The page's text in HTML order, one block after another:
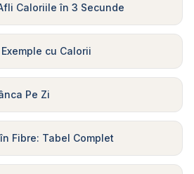
Caloriile în 3 Secunde
cu Calorii
Pe Zi
Fibre: Tabel Complet